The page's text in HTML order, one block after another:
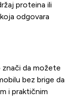
proteina ili
odgovara
znači da možete
bez brige da
i praktičnim